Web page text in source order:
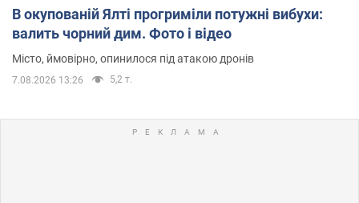
В окупованій Ялті прогриміли потужні вибухи:
валить чорний дим. Фото і відео
Місто, ймовірно, опинилося під атакою дронів
7.08.2026 13:26 5,2 т.